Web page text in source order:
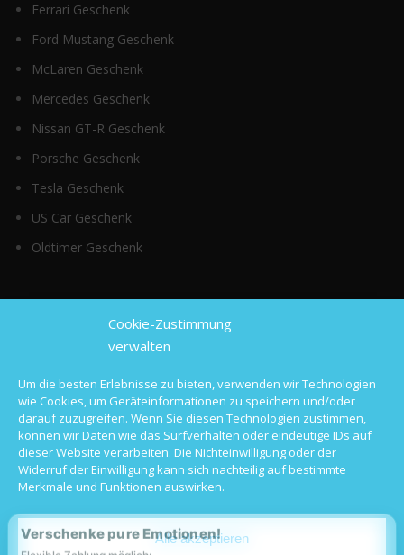
Cookie-Zustimmung
verwalten
Um die besten Erlebnisse zu bieten, verwenden wir Technologien
wie Cookies, um Geräteinformationen zu speichern und/oder
darauf zuzugreifen. Wenn Sie diesen Technologien zustimmen,
können wir Daten wie das Surfverhalten oder eindeutige IDs auf
dieser Website verarbeiten. Die Nichteinwilligung oder der
Widerruf der Einwilligung kann sich nachteilig auf bestimmte
Merkmale und Funktionen auswirken.
Alle akzeptieren
Ferrari Geschenk
Ford Mustang Geschenk
McLaren Geschenk
Mercedes Geschenk
Nissan GT-R Geschenk
Porsche Geschenk
Tesla Geschenk
US Car Geschenk
Oldtimer Geschenk
Top Kategorien
Sportwagen mieten
Luxusauto mieten
Hochzeitsauto mieten
Oldtimer mieten
Verschenke pure Emotionen!
Flexible Zahlung möglich: